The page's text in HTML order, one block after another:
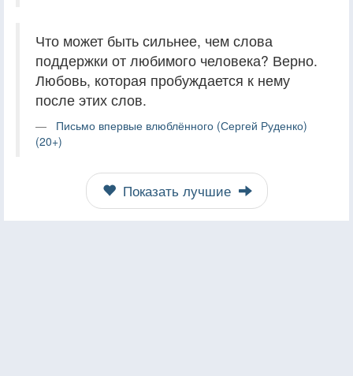
Что может быть сильнее, чем слова
поддержки от любимого человека? Верно.
Любовь, которая пробуждается к нему
после этих слов.
Письмо впервые влюблённого (Сергей Руденко)
(20+)
Показать лучшие